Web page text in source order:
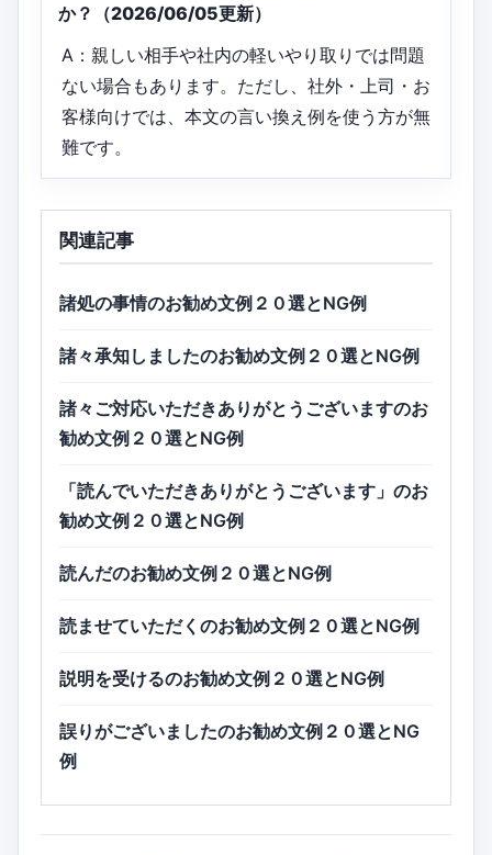
か？（2026/06/05更新）
A：親しい相手や社内の軽いやり取りでは問題
ない場合もあります。ただし、社外・上司・お
客様向けでは、本文の言い換え例を使う方が無
難です。
関連記事
諸処の事情のお勧め文例２０選とNG例
諸々承知しましたのお勧め文例２０選とNG例
諸々ご対応いただきありがとうございますのお
勧め文例２０選とNG例
「読んでいただきありがとうございます」のお
勧め文例２０選とNG例
読んだのお勧め文例２０選とNG例
読ませていただくのお勧め文例２０選とNG例
説明を受けるのお勧め文例２０選とNG例
誤りがございましたのお勧め文例２０選とNG
例